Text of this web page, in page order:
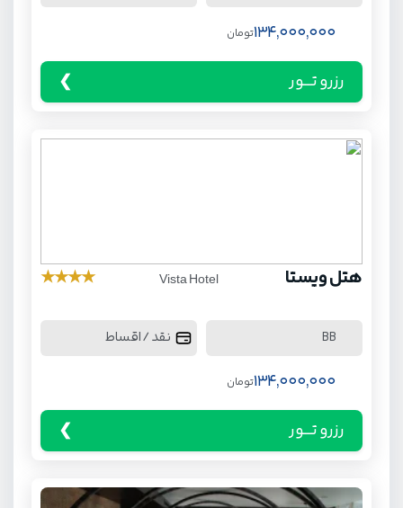
134,000,000تومان
رزرو تـــور
هتل ویستا Vista Hotel
★
★
★
★
BB نقد / اقساط
134,000,000تومان
رزرو تـــور